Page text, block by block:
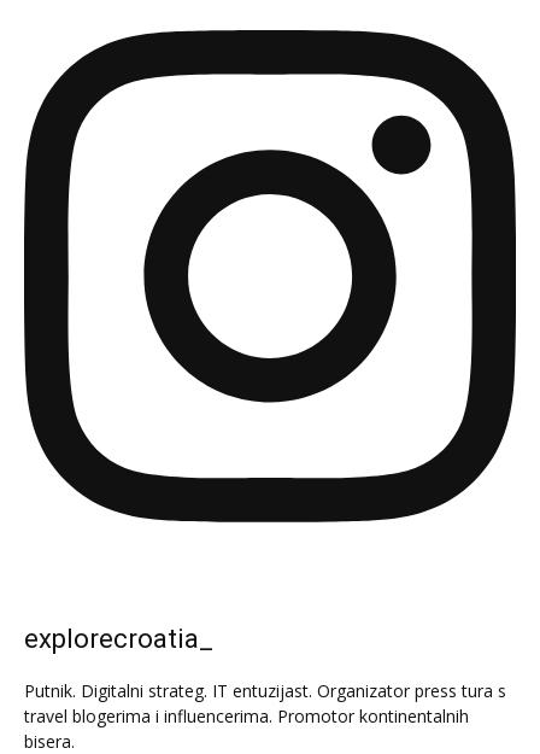
explorecroatia_
Putnik. Digitalni strateg. IT entuzijast. Organizator press tura s
travel blogerima i influencerima. Promotor kontinentalnih
bisera.